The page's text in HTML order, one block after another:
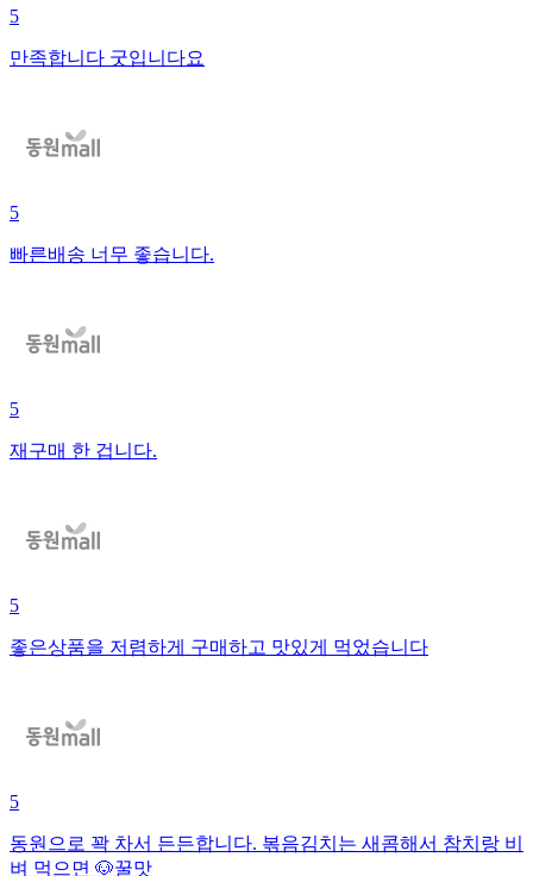
5
만족합니다 굿입니다요
5
빠른배송 너무 좋습니다.
5
재구매 한 겁니다.
5
좋은상품을 저렴하게 구매하고 맛있게 먹었습니다
5
동원으로 꽉 차서 든든합니다. 볶음김치는 새콤해서 참치랑 비
벼 먹으면 🐶꿀맛